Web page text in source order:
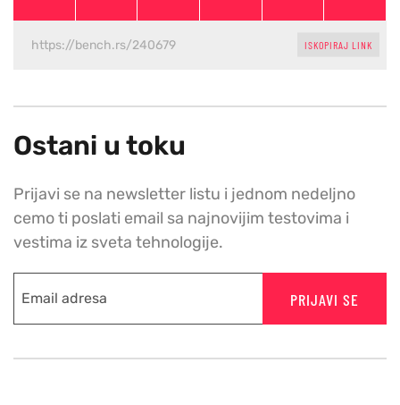
ISKOPIRAJ LINK
Ostani u toku
Prijavi se na newsletter listu i jednom nedeljno
cemo ti poslati email sa najnovijim testovima i
vestima iz sveta tehnologije.
PRIJAVI SE